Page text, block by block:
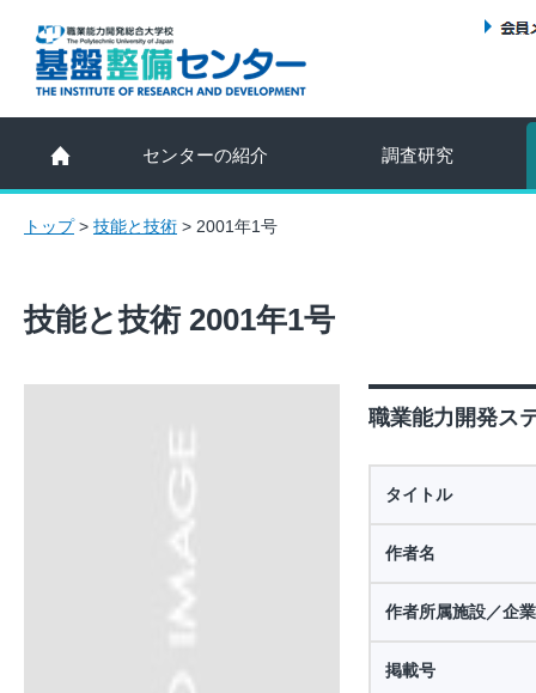
センターの紹介 調査研究
トップ> 技能と技術 > 2001年1号
技能と技術 2001年1号
職業能力開発ス
タイトル
作者名
作者所属施設／企業
掲載号